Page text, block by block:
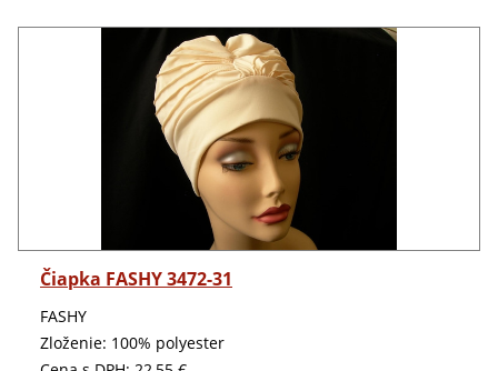
Detail
Čiapka FASHY 3472-31
FASHY
Zloženie: 100% polyester